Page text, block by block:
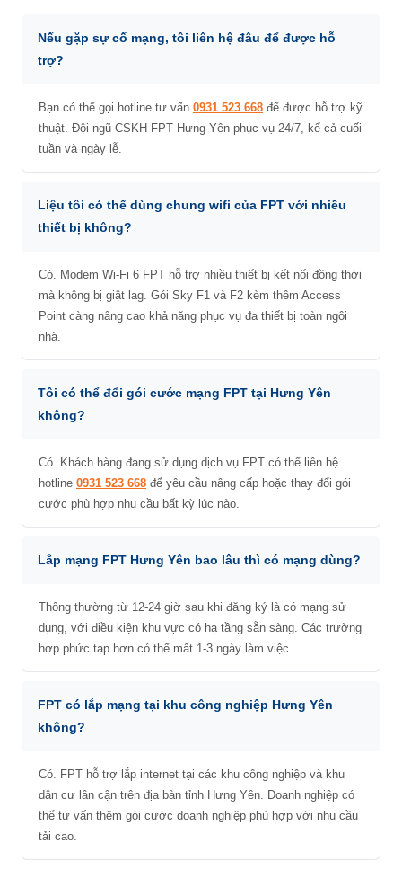
Nếu gặp sự cố mạng, tôi liên hệ đâu để được hỗ
trợ?
Bạn có thể gọi hotline tư vấn 0931 523 668 để được hỗ trợ kỹ
thuật. Đội ngũ CSKH FPT Hưng Yên phục vụ 24/7, kể cả cuối
tuần và ngày lễ.
Liệu tôi có thể dùng chung wifi của FPT với nhiều
thiết bị không?
Có. Modem Wi-Fi 6 FPT hỗ trợ nhiều thiết bị kết nối đồng thời
mà không bị giật lag. Gói Sky F1 và F2 kèm thêm Access
Point càng nâng cao khả năng phục vụ đa thiết bị toàn ngôi
nhà.
Tôi có thể đổi gói cước mạng FPT tại Hưng Yên
không?
Có. Khách hàng đang sử dụng dịch vụ FPT có thể liên hệ
hotline 0931 523 668 để yêu cầu nâng cấp hoặc thay đổi gói
cước phù hợp nhu cầu bất kỳ lúc nào.
Lắp mạng FPT Hưng Yên bao lâu thì có mạng dùng?
Thông thường từ 12-24 giờ sau khi đăng ký là có mạng sử
dụng, với điều kiện khu vực có hạ tầng sẵn sàng. Các trường
hợp phức tạp hơn có thể mất 1-3 ngày làm việc.
FPT có lắp mạng tại khu công nghiệp Hưng Yên
không?
Có. FPT hỗ trợ lắp internet tại các khu công nghiệp và khu
dân cư lân cận trên địa bàn tỉnh Hưng Yên. Doanh nghiệp có
thể tư vấn thêm gói cước doanh nghiệp phù hợp với nhu cầu
tải cao.